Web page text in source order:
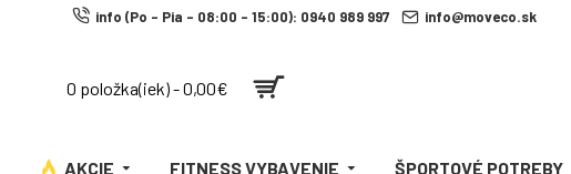
info (Po - Pia - 08:00 - 15:00): 0940 989 997 info@moveco.sk
0 položka(iek) - 0,00€
AKCIE FITNESS VYBAVENIE ŠPORTOVÉ POTREBY